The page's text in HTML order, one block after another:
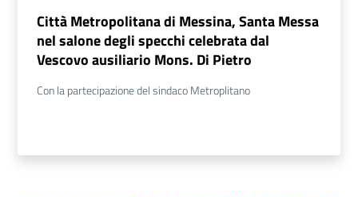
Città Metropolitana di Messina, Santa Messa
nel salone degli specchi celebrata dal
Vescovo ausiliario Mons. Di Pietro
Con la partecipazione del sindaco Metroplitano